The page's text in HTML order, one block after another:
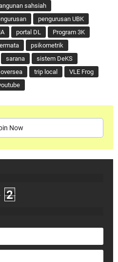
sahsiah
pengurusan UBK
portal DL
Program 3K
psikometrik
sarana
sistem DeKS
trip local
VLE Frog
Now
2